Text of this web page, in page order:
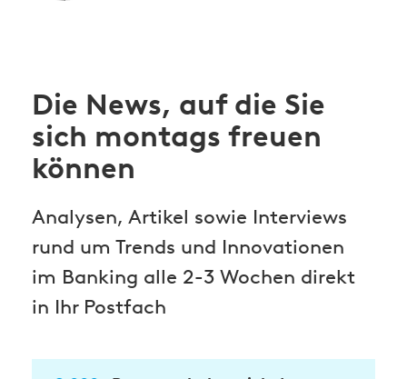
Die News, auf die Sie
sich montags freuen
können
Analysen, Artikel sowie Interviews
rund um Trends und Innovationen
im Banking alle 2-3 Wochen direkt
in Ihr Postfach